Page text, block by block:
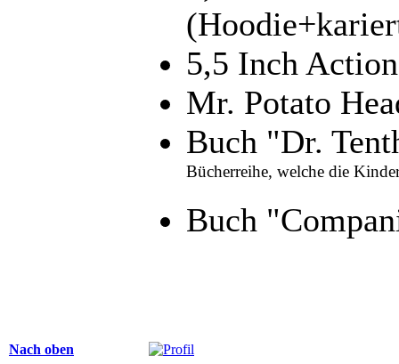
5,5 Inch
Mr. Potato
Buch "Dr.
Bücherreihe, welche die
Buch
Nach oben